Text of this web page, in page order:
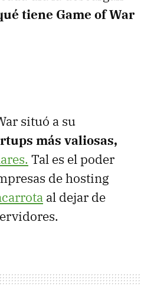
tiene Game of War
situó a su
más valiosas,
Tal es el poder
de hosting
al dejar de